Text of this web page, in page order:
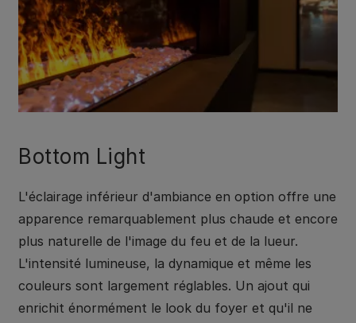
Bottom Light
L'éclairage inférieur d'ambiance en option offre une
apparence remarquablement plus chaude et encore
plus naturelle de l'image du feu et de la lueur.
L'intensité lumineuse, la dynamique et même les
couleurs sont largement réglables. Un ajout qui
enrichit énormément le look du foyer et qu'il ne